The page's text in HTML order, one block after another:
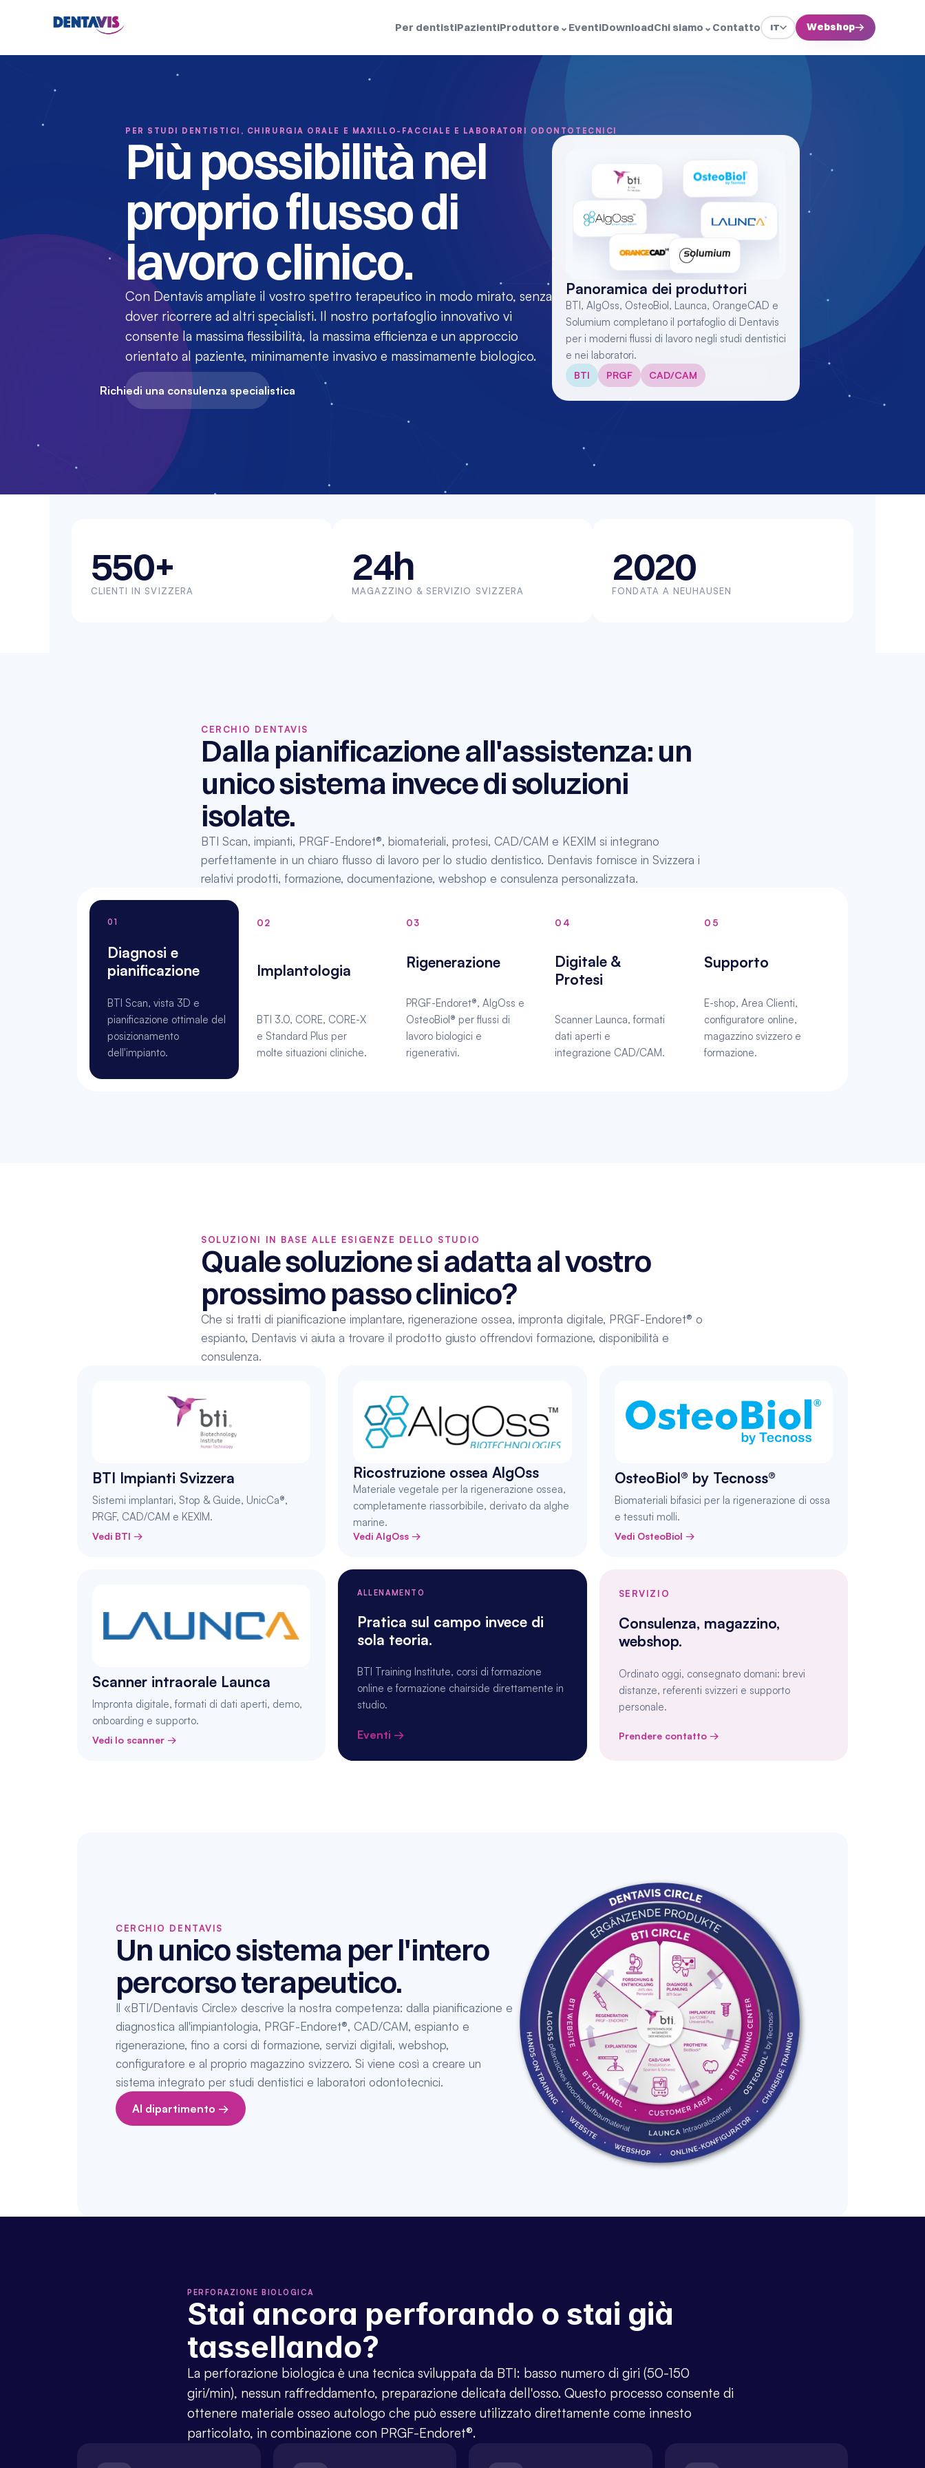
Per dentistiPazientiProduttore ⌄ EventiDownloadChi siamo ⌄ Contatto IT Webshop→
PER STUDI DENTISTICI, CHIRURGIA ORALE E MAXILLO-FACCIALE E LABORATORI ODONTOTECNICI
Più possibilità nel
proprio flusso di
lavoro clinico.
Con Dentavis ampliate il vostro spettro terapeutico in modo mirato, senza
dover ricorrere ad altri specialisti. Il nostro portafoglio innovativo vi
consente la massima flessibilità, la massima efficienza e un approccio
orientato al paziente, minimamente invasivo e massimamente biologico.
Richiedi una consulenza specialistica
Panoramica dei produttori
BTI, AlgOss, OsteoBiol, Launca, OrangeCAD e
Solumium completano il portafoglio di Dentavis
per i moderni flussi di lavoro negli studi dentistici
e nei laboratori.
BTI PRGF CAD/CAM
550+
CLIENTI IN SVIZZERA
24h
MAGAZZINO & SERVIZIO SVIZZERA
2020
FONDATA A NEUHAUSEN
CERCHIO DENTAVIS
Dalla pianificazione all'assistenza: un
unico sistema invece di soluzioni
isolate.
BTI Scan, impianti, PRGF-Endoret®, biomateriali, protesi, CAD/CAM e KEXIM si integrano
perfettamente in un chiaro flusso di lavoro per lo studio dentistico. Dentavis fornisce in Svizzera i
relativi prodotti, formazione, documentazione, webshop e consulenza personalizzata.
01
Diagnosi e
pianificazione
BTI Scan, vista 3D e
pianificazione ottimale del
posizionamento
dell'impianto.
02
Implantologia
BTI 3.0, CORE, CORE-X
e Standard Plus per
molte situazioni cliniche.
03
Rigenerazione
PRGF-Endoret®, AlgOss e
OsteoBiol® per flussi di
lavoro biologici e
rigenerativi.
04
Digitale &
Protesi
Scanner Launca, formati
dati aperti e
integrazione CAD/CAM.
05
Supporto
E-shop, Area Clienti,
configuratore online,
magazzino svizzero e
formazione.
SOLUZIONI IN BASE ALLE ESIGENZE DELLO STUDIO
Quale soluzione si adatta al vostro
prossimo passo clinico?
Che si tratti di pianificazione implantare, rigenerazione ossea, impronta digitale, PRGF-Endoret® o
espianto, Dentavis vi aiuta a trovare il prodotto giusto offrendovi formazione, disponibilità e
consulenza.
BTI Impianti Svizzera
Sistemi implantari, Stop & Guide, UnicCa®,
PRGF, CAD/CAM e KEXIM.
Vedi BTI →
Ricostruzione ossea AlgOss
Materiale vegetale per la rigenerazione ossea,
completamente riassorbibile, derivato da alghe
marine.
Vedi AlgOss →
OsteoBiol® by Tecnoss®
Biomateriali bifasici per la rigenerazione di ossa
e tessuti molli.
Vedi OsteoBiol →
Scanner intraorale Launca
Impronta digitale, formati di dati aperti, demo,
onboarding e supporto.
Vedi lo scanner →
ALLENAMENTO
Pratica sul campo invece di
sola teoria.
BTI Training Institute, corsi di formazione
online e formazione chairside direttamente in
studio.
Eventi →
SERVIZIO
Consulenza, magazzino,
webshop.
Ordinato oggi, consegnato domani: brevi
distanze, referenti svizzeri e supporto
personale.
Prendere contatto →
CERCHIO DENTAVIS
Un unico sistema per l'intero
percorso terapeutico.
Il «BTI/Dentavis Circle» descrive la nostra competenza: dalla pianificazione e
diagnostica all'impiantologia, PRGF-Endoret®, CAD/CAM, espianto e
rigenerazione, fino a corsi di formazione, servizi digitali, webshop,
configuratore e al proprio magazzino svizzero. Si viene così a creare un
sistema integrato per studi dentistici e laboratori odontotecnici.
Al dipartimento →
PERFORAZIONE BIOLOGICA
Stai ancora perforando o stai già
tassellando?
La perforazione biologica è una tecnica sviluppata da BTI: basso numero di giri (50-150
giri/min), nessun raffreddamento, preparazione delicata dell'osso. Questo processo consente di
ottenere materiale osseo autologo che può essere utilizzato direttamente come innesto
particolato, in combinazione con PRGF-Endoret®.